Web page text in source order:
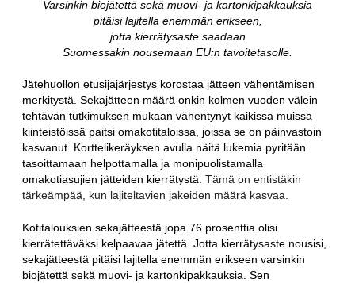
Varsinkin biojätettä sekä muovi- ja kartonkipakkauksia
pitäisi lajitella enemmän erikseen,
jotta kierrätysaste saadaan
Suomessakin nousemaan EU:n tavoitetasolle.
Jätehuollon etusijajärjestys korostaa jätteen vähentämisen
merkitystä. Sekajätteen määrä onkin kolmen vuoden välein
tehtävän tutkimuksen mukaan vähentynyt kaikissa muissa
kiinteistöissä paitsi omakotitaloissa, joissa se on päinvastoin
kasvanut. Korttelikeräyksen avulla näitä lukemia pyritään
tasoittamaan helpottamalla ja monipuolistamalla
omakotiasujien jätteiden kierrätystä. Tämä on entistäkin
tärkeämpää, kun lajiteltavien jakeiden määrä kasvaa.
Kotitalouksien sekajätteestä jopa 76 prosenttia olisi
kierrätettäväksi kelpaavaa jätettä. Jotta kierrätysaste nousisi,
sekajätteestä pitäisi lajitella enemmän erikseen varsinkin
biojätettä sekä muovi- ja kartonkipakkauksia. Sen